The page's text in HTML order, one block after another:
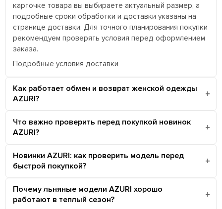
карточке товара вы выбираете актуальный размер, а
подробные сроки обработки и доставки указаны на
странице доставки. Для точного планирования покупки
рекомендуем проверять условия перед оформлением
заказа.
Подробные условия доставки
Как работает обмен и возврат женской одежды
AZURI?
Что важно проверить перед покупкой новинок
AZURI?
Новинки AZURI: как проверить модель перед
быстрой покупкой?
Почему льняные модели AZURI хорошо
работают в теплый сезон?